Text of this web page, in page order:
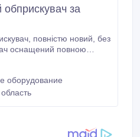
за
новий, без
оснащений повною
пропускає сонячне сяйво,
додатковими
оборудование